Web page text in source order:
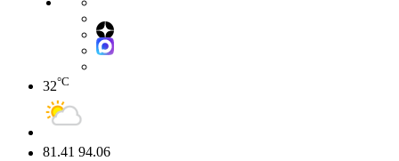
32°C
81.41 94.06